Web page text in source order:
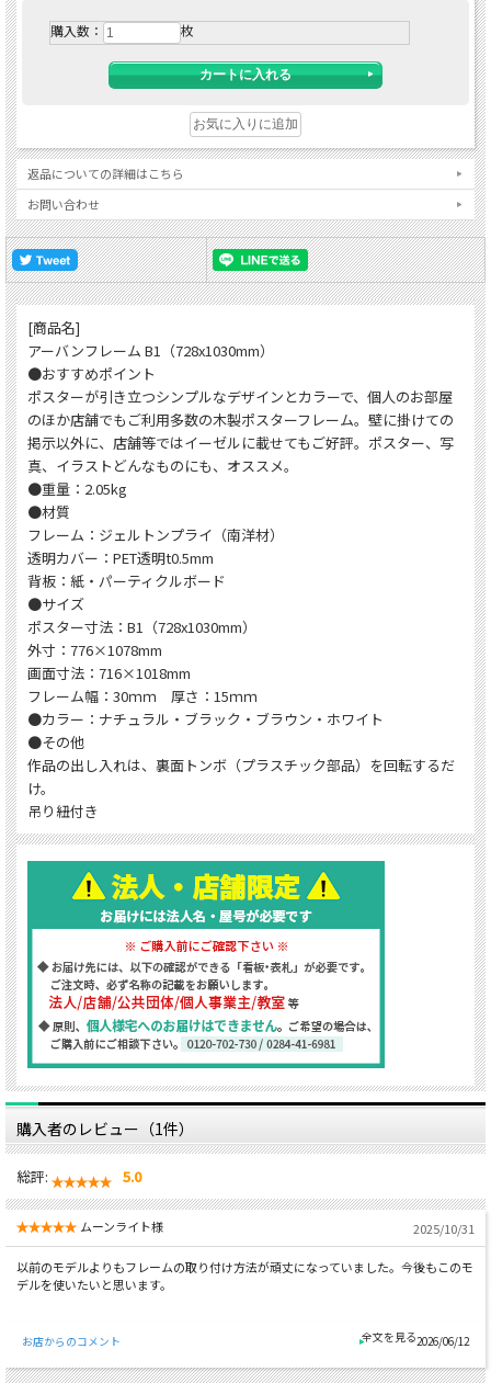
購入数： 枚
返品についての詳細はこちら
お問い合わせ
[商品名]
アーバンフレーム B1（728x1030mm）
●おすすめポイント
ポスターが引き立つシンプルなデザインとカラーで、個人のお部屋
のほか店舗でもご利用多数の木製ポスターフレーム。壁に掛けての
掲示以外に、店舗等ではイーゼルに載せてもご好評。ポスター、写
真、イラストどんなものにも、オススメ。
●重量：2.05kg
●材質
フレーム：ジェルトンプライ（南洋材）
透明カバー：PET透明t0.5mm
背板：紙・パーティクルボード
●サイズ
ポスター寸法：B1（728x1030mm）
外寸：776×1078mm
画面寸法：716×1018mm
フレーム幅：30ｍｍ 厚さ：15ｍｍ
●カラー：ナチュラル・ブラック・ブラウン・ホワイト
●その他
作品の出し入れは、裏面トンボ（プラスチック部品）を回転するだ
け。
吊り紐付き
購入者のレビュー（1件）
総評: 5.0
ムーンライト様 2025/10/31
以前のモデルよりもフレームの取り付け方法が頑丈になっていました。今後もこのモ
デルを使いたいと思います。
お店からのコメント 2026/06/12